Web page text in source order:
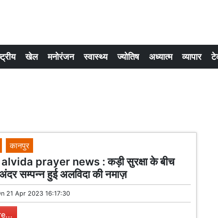
खेल मनोरंजन स्वास्थ्य ज्योतिष अध्यात्म व्यापार
कानपुर
prayer news : कड़ी सुरक्षा के बीच
सम्पन्न हुई अलविदा की नमाज़
21 Apr 2023 16:17:30